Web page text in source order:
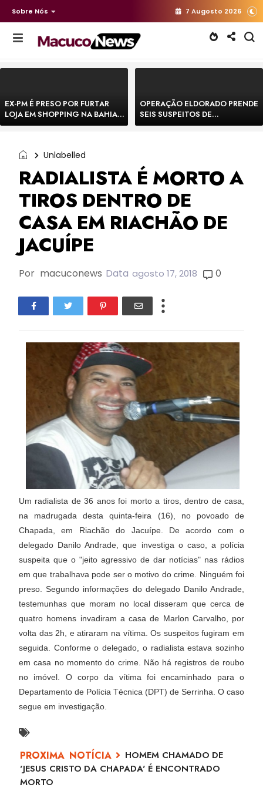
Sobre Nós 7 Augosto 2026
EX-PM É PRESO POR FURTAR
LOJA EM SHOPPING NA BAHIA E
ESCAPA CORRENDO DE
OPERAÇÃO ELDORADO PRENDE
SEIS SUSPEITOS DE
MOVIMENTAR R$ 25 MILHÕES
Unlabelled
RADIALISTA É MORTO A
TIROS DENTRO DE
CASA EM RIACHÃO DE
JACUÍPE
Por macuconews Data agosto 17, 2018 0
Um radialista de 36 anos foi morto a tiros, dentro de casa,
na madrugada desta quinta-feira (16), no povoado de
Chapada, em Riachão do Jacuípe. De acordo com o
delegado Danilo Andrade, que investiga o caso, a polícia
suspeita que o "jeito agressivo de dar notícias" nas rádios
em que trabalhava pode ser o motivo do crime. Ninguém foi
preso. Segundo informações do delegado Danilo Andrade,
testemunhas que moram no local disseram que cerca de
quatro homens invadiram a casa de Marlon Carvalho, por
volta das 2h, e atiraram na vítima. Os suspeitos fugiram em
seguida. Conforme o delegado, o radialista estava sozinho
em casa no momento do crime. Não há registros de roubo
no imóvel. O corpo da vítima foi encaminhado para o
Departamento de Polícia Técnica (DPT) de Serrinha. O caso
segue em investigação.
HOMEM CHAMADO DE
'JESUS CRISTO DA CHAPADA' É ENCONTRADO
MORTO